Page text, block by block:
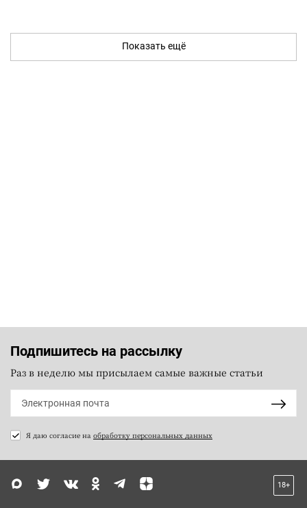
Показать ещё
Подпишитесь на рассылку
Раз в неделю мы присылаем самые важные статьи
Я даю согласие на обработку персональных данных
18+